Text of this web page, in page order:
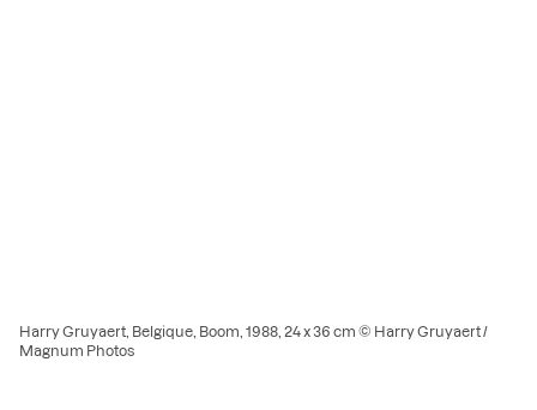
Harry Gruyaert, Belgique, Boom, 1988, 24 x 36 cm © Harry Gruyaert /
Magnum Photos